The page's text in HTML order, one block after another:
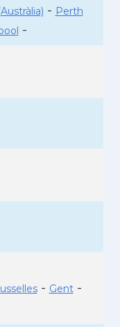
- Perth
-
- Gent-